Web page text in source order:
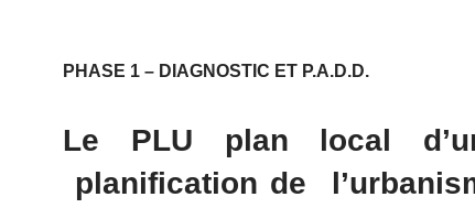
PHASE 1 – DIAGNOSTIC ET P.A.D.D.
Le PLU plan local
planification de